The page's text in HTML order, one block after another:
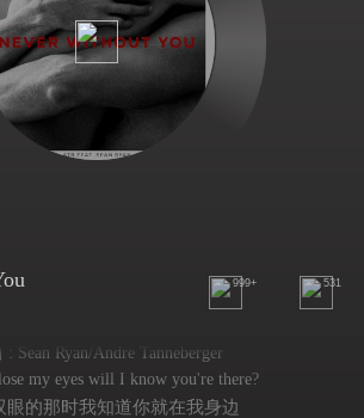
999+ 531
: Sean Ryan/Andre Tanneberger
my eyes will I know you're there?
眼的那时我知道你就在我身边